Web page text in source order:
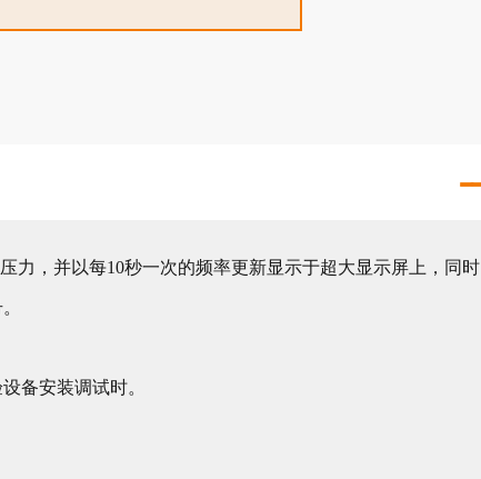
力，并以每10秒一次的频率更新显示于超大显示屏上，同时
备安装调试时。